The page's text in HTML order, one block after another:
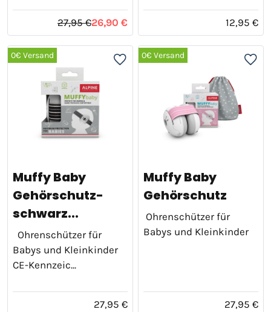
27,95 €26,90 € 12,95 €
0€ Versand
Muffy Baby
Gehörschutz-
schwarz...
Ohrenschützer für
Babys und Kleinkinder
CE-Kennzeic...
27,95 €
0€ Versand
Muffy Baby
Gehörschutz
Ohrenschützer für
Babys und Kleinkinder
27,95 €